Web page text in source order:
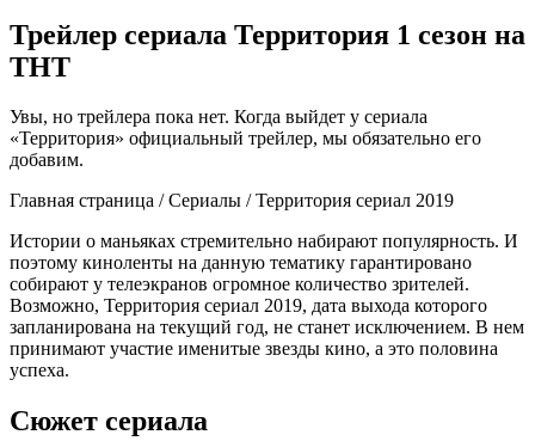
Трейлер сериала Территория 1 сезон на
ТНТ
Увы, но трейлера пока нет. Когда выйдет у сериала
«Территория» официальный трейлер, мы обязательно его
добавим.
Главная страница / Сериалы / Территория сериал 2019
Истории о маньяках стремительно набирают популярность. И
поэтому киноленты на данную тематику гарантировано
собирают у телеэкранов огромное количество зрителей.
Возможно, Территория сериал 2019, дата выхода которого
запланирована на текущий год, не станет исключением. В нем
принимают участие именитые звезды кино, а это половина
успеха.
Сюжет сериала